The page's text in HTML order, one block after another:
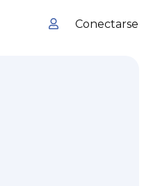
Conectarse